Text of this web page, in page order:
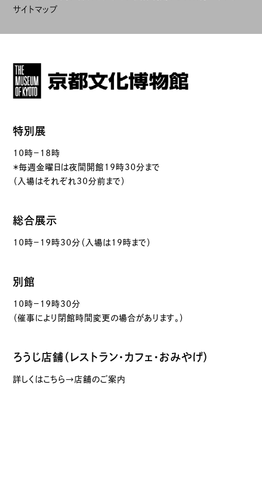
サイトマップ
特別展
10時－18時
＊毎週金曜日は夜間開館19時30分まで
（入場はそれぞれ30分前まで）
総合展示
10時－19時30分（入場は19時まで）
別館
10時－19時30分
（催事により閉館時間変更の場合があります。）
ろうじ店舗（レストラン・カフェ・おみやげ）
詳しくはこちら→店舗のご案内